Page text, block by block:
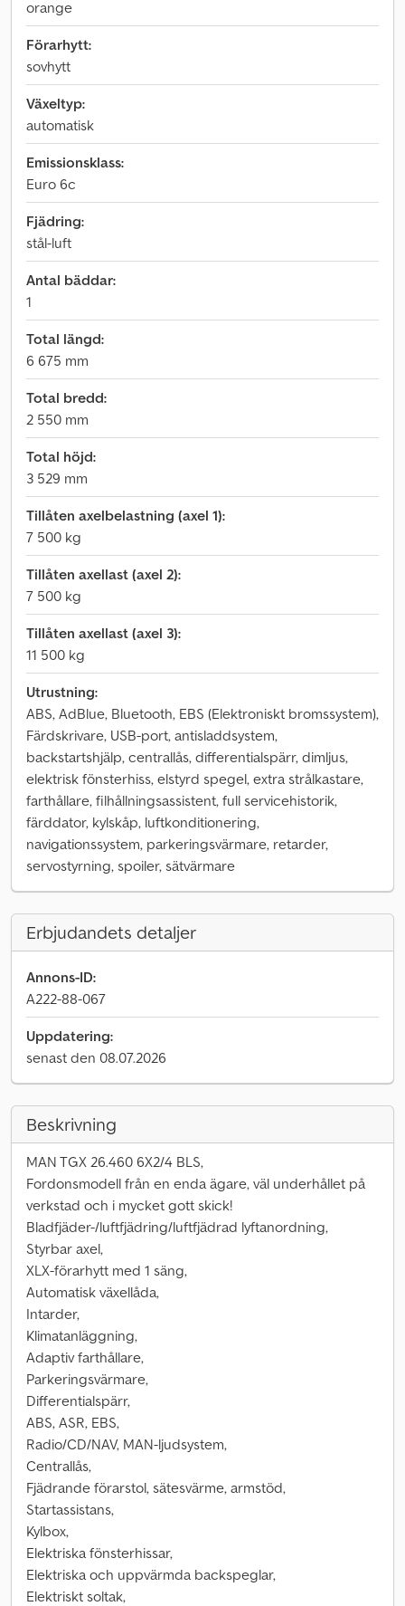
orange
Förarhytt:
sovhytt
Växeltyp:
automatisk
Emissionsklass:
Euro 6c
Fjädring:
stål-luft
Antal bäddar:
1
Total längd:
6 675 mm
Total bredd:
2 550 mm
Total höjd:
3 529 mm
Tillåten axelbelastning (axel 1):
7 500 kg
Tillåten axellast (axel 2):
7 500 kg
Tillåten axellast (axel 3):
11 500 kg
Utrustning:
ABS, AdBlue, Bluetooth, EBS (Elektroniskt bromssystem),
Färdskrivare, USB-port, antisladdsystem,
backstartshjälp, centrallås, differentialspärr, dimljus,
elektrisk fönsterhiss, elstyrd spegel, extra strålkastare,
farthållare, filhållningsassistent, full servicehistorik,
färddator, kylskåp, luftkonditionering,
navigationssystem, parkeringsvärmare, retarder,
servostyrning, spoiler, sätvärmare
Erbjudandets detaljer
Annons-ID:
A222-88-067
Uppdatering:
senast den 08.07.2026
Beskrivning
MAN TGX 26.460 6X2/4 BLS,
Fordonsmodell från en enda ägare, väl underhållet på
verkstad och i mycket gott skick!
Bladfjäder-/luftfjädring/luftfjädrad lyftanordning,
Styrbar axel,
XLX-förarhytt med 1 säng,
Automatisk växellåda,
Intarder,
Klimatanläggning,
Adaptiv farthållare,
Parkeringsvärmare,
Differentialspärr,
ABS, ASR, EBS,
Radio/CD/NAV, MAN-ljudsystem,
Centrallås,
Fjädrande förarstol, sätesvärme, armstöd,
Startassistans,
Kylbox,
Elektriska fönsterhissar,
Elektriska och uppvärmda backspeglar,
Elektriskt soltak,